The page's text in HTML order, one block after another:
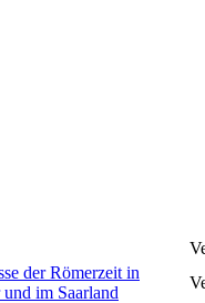
der Römerzeit in
im Saarland